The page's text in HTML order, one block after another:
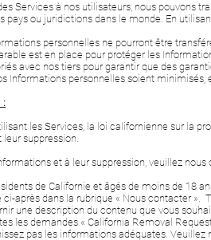
Services à nos utilisateurs, nous pouvons
pays ou juridictions dans le monde. En
personnelles ne pourront être
est en place pour protéger les
avec nos tiers pour garantir que des
Informations personnelles soient
:
les Services, la loi californienne sur la
suppression.
et à leur suppression, veuillez
de Californie et âgés de moins de 18
ci-après dans la rubrique « Nous contacter
une description du contenu que vous
les demandes « California Removal
pas les informations adéquates.